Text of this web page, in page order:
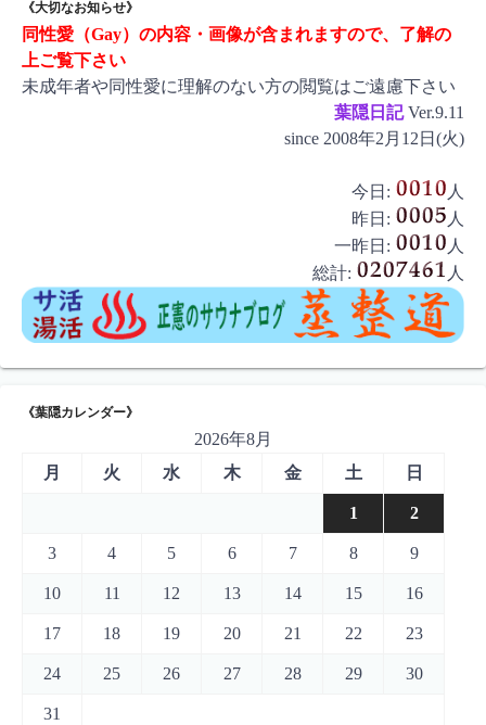
ビ
ゲ
ー
《大切なお知らせ》
同性愛（Gay）の内容・画像が含まれますので、了解の
上ご覧下さい
未成年者や同性愛に理解のない方の閲覧はご遠慮下さい
葉隠日記Ver.9.11
since 2008年2月12日(火)
今日:
人
昨日:
人
一昨日:
人
総計:
人
《葉隠カレンダー》
2026年8月
月
火 水 木 金 土 日
1 2
3 4 5 6 7 8 9
10 11 12 13 14 15 16
17 18 19 20 21 22 23
24 25 26 27 28 29 30
31